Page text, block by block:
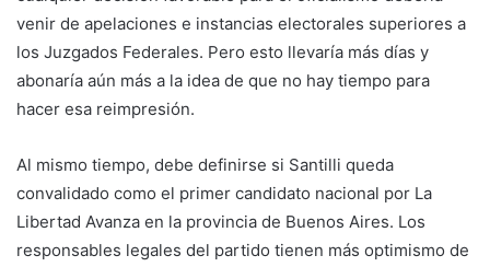
venir de apelaciones e instancias electorales superiores a
los Juzgados Federales. Pero esto llevaría más días y
abonaría aún más a la idea de que no hay tiempo para
hacer esa reimpresión.
Al mismo tiempo, debe definirse si Santilli queda
convalidado como el primer candidato nacional por La
Libertad Avanza en la provincia de Buenos Aires. Los
responsables legales del partido tienen más optimismo de